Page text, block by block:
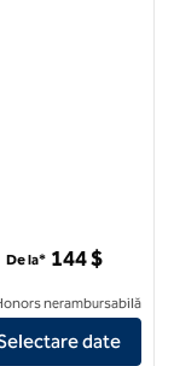
De la* 144 $
nerambursabilă
date